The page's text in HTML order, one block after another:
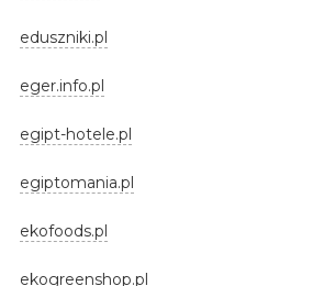
eduszniki.pl
eger.info.pl
egipt-hotele.pl
egiptomania.pl
ekofoods.pl
ekogreenshop.pl